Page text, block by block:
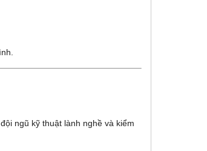
đội ngũ kỹ thuật lành nghề và kiểm